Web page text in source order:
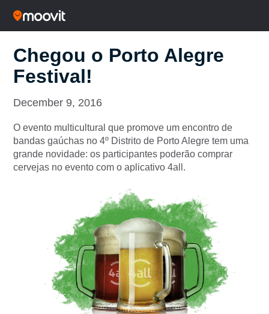
Chegou o Porto Alegre
Festival!
December 9, 2016
O evento multicultural que promove um encontro de
bandas gaúchas no 4º Distrito de Porto Alegre tem uma
grande novidade: os participantes poderão comprar
cervejas no evento com o aplicativo 4all.